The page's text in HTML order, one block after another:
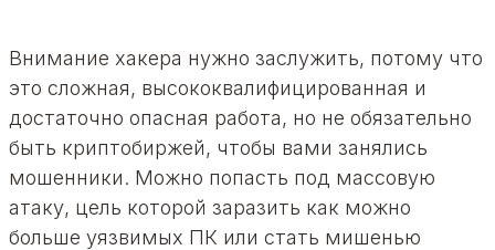
Внимание хакера нужно заслужить, потому что
это сложная, высококвалифицированная и
достаточно опасная работа, но не обязательно
быть криптобиржей, чтобы вами занялись
мошенники. Можно попасть под массовую
атаку, цель которой заразить как можно
больше уязвимых ПК или стать мишенью